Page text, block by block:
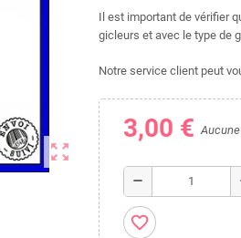
zoom_out_map
Il est important de vérifier
gicleurs et avec le type de
Notre service client peut
3,00 €
remove
favorite_border